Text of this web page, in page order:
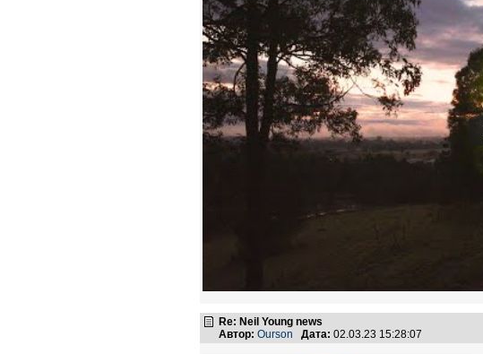
Re: Neil Young news
Автор: Ourson Дата: 02.03.23 15:28:07